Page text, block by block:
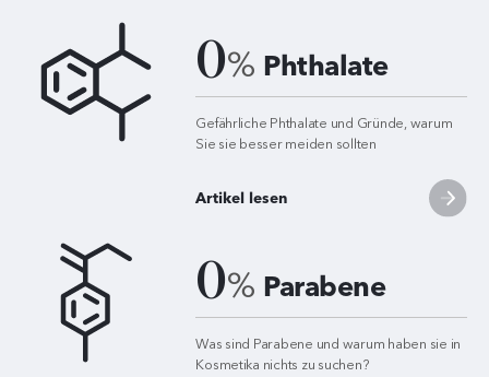
0% Phthalate
Gefährliche Phthalate und Gründe, warum
Sie sie besser meiden sollten
Artikel lesen
0% Parabene
Was sind Parabene und warum haben sie in
Kosmetika nichts zu suchen?